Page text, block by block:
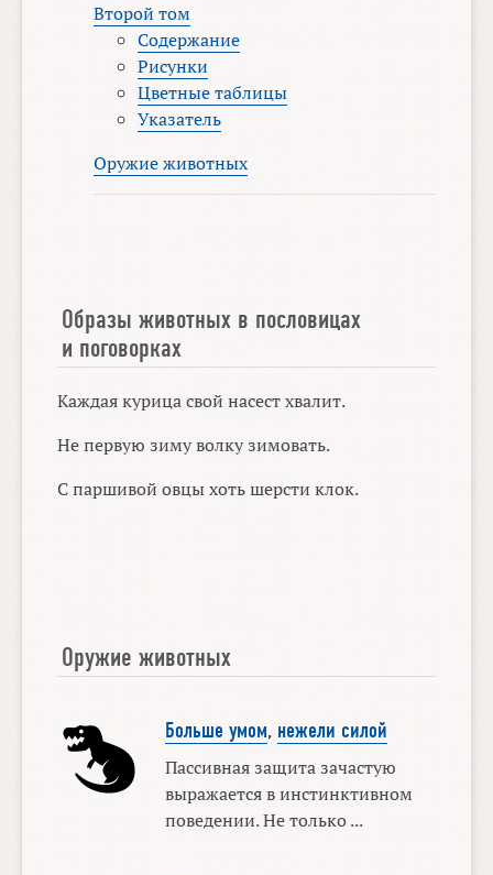
Второй том
Содержание
Рисунки
Цветные таблицы
Указатель
Оружие животных
Образы животных в пословицах
и поговорках
Каждая курица свой насест хвалит.
Не первую зиму волку зимовать.
С паршивой овцы хоть шерсти клок.
Оружие животных
Больше умом, нежели силой
Пассивная защита зачастую
выражается в инстинктивном
поведении. Не только ...